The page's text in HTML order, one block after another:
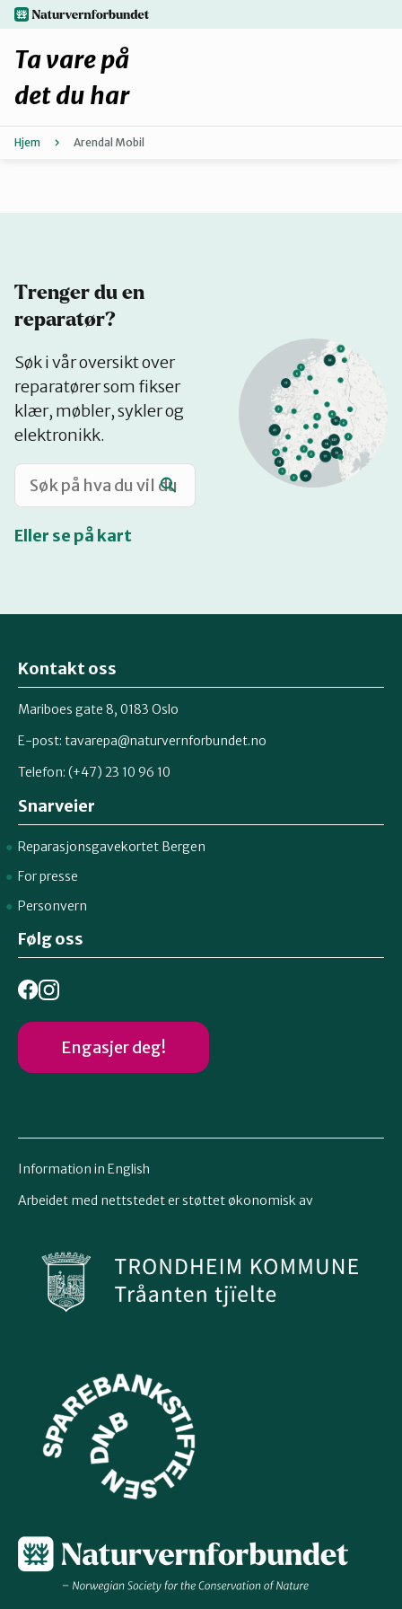
Hopp
til
hovedinnhold
Forbehold
Hvorfor reparere?
Katalog
Mitt navn
Retten til reparasjon
naturvernforbundet.no
Ta vare på
det du har
Hjem Arendal Mobil
Trenger du en
reparatør?
Søk i vår oversikt over
reparatører som fikser
klær, møbler, sykler og
elektronikk.
Eller se på kart
på
kart
Kontakt oss
Mariboes gate 8, 0183 Oslo
E-post: tavarepa@naturvernforbundet.no
Telefon: (+47) 23 10 96 10
Snarveier
Reparasjonsgavekortet Bergen
For presse
Personvern
Følg oss
Engasjer deg!
Information in English
Arbeidet med nettstedet er støttet økonomisk av